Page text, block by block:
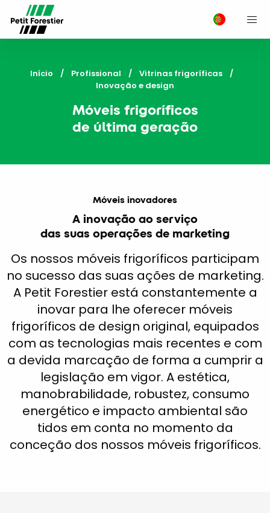
Início Profissional
Vitrinas frigoríficas
Current:
Inovação e design
Móveis frigoríficos
de última geração
Móveis inovadores
A inovação ao serviço
das suas operações de marketing
Os nossos móveis frigoríficos participam
no sucesso das suas ações de marketing.
A Petit Forestier está constantemente a
inovar para lhe oferecer móveis
frigoríficos de design original, equipados
com as tecnologias mais recentes e com
a devida marcação de forma a cumprir a
legislação em vigor. A estética,
manobrabilidade, robustez, consumo
energético e impacto ambiental são
tidos em conta no momento da
conceção dos nossos móveis frigoríficos.